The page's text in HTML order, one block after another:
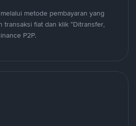
metode pembayaran yang
transaksi fiat dan klik "Ditransfer,
P2P.